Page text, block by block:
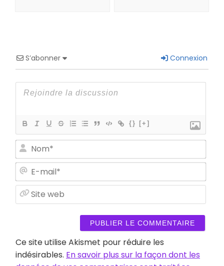
S’abonner Connexion
{} [+]
web
Ce site utilise Akismet pour réduire les
indésirables. En savoir plus sur la façon dont les